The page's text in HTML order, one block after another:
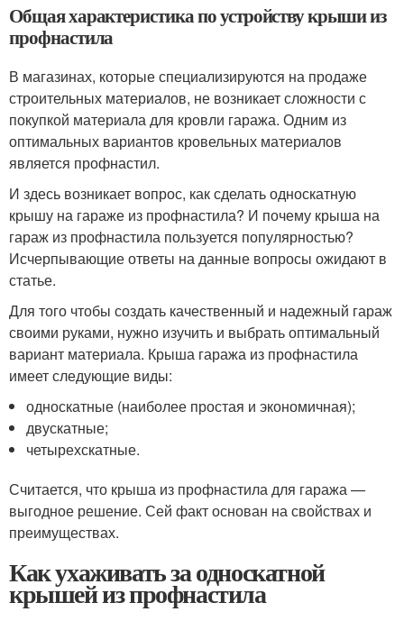
Общая характеристика по устройству крыши из
профнастила
В магазинах, которые специализируются на продаже
строительных материалов, не возникает сложности с
покупкой материала для кровли гаража. Одним из
оптимальных вариантов кровельных материалов
является профнастил.
И здесь возникает вопрос, как сделать односкатную
крышу на гараже из профнастила? И почему крыша на
гараж из профнастила пользуется популярностью?
Исчерпывающие ответы на данные вопросы ожидают в
статье.
Для того чтобы создать качественный и надежный гараж
своими руками, нужно изучить и выбрать оптимальный
вариант материала. Крыша гаража из профнастила
имеет следующие виды:
односкатные (наиболее простая и экономичная);
двускатные;
четырехскатные.
Считается, что крыша из профнастила для гаража —
выгодное решение. Сей факт основан на свойствах и
преимуществах.
Как ухаживать за односкатной
крышей из профнастила